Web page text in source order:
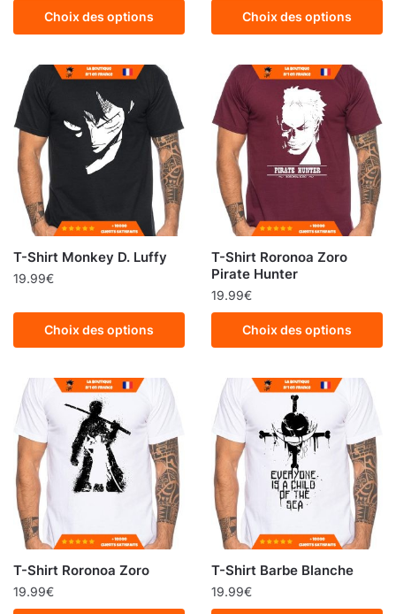
Choix des options Choix des options
T-Shirt Monkey D. Luffy
19.99€
Choix des options
T-Shirt Roronoa Zoro
Pirate Hunter
19.99€
Choix des options
T-Shirt Roronoa Zoro
19.99€
T-Shirt Barbe Blanche
19.99€